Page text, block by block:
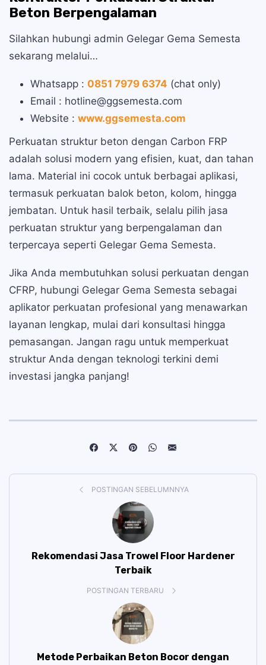
Beton Berpengalaman
Silahkan hubungi admin Gelegar Gema Semesta
sekarang melalui…
Whatsapp :0851 7979 6374 (chat only)
Email : hotline@ggsemesta.com
Website :www.ggsemesta.com
Perkuatan struktur beton dengan Carbon FRP
adalah solusi modern yang efisien, kuat, dan tahan
lama. Material ini cocok untuk berbagai aplikasi,
termasuk perkuatan balok beton, kolom, hingga
jembatan. Untuk hasil terbaik, selalu pilih jasa
perkuatan struktur yang berpengalaman dan
terpercaya seperti Gelegar Gema Semesta.
Jika Anda membutuhkan solusi perkuatan dengan
CFRP, hubungi Gelegar Gema Semesta sebagai
aplikator perkuatan profesional yang menawarkan
layanan lengkap, mulai dari konsultasi hingga
pemasangan. Jangan ragu untuk memperkuat
struktur Anda dengan teknologi terkini demi
investasi jangka panjang!
POSTINGAN SEBELUMNNYA
Rekomendasi Jasa Trowel Floor Hardener
Terbaik
POSTINGAN TERBARU
Metode Perbaikan Beton Bocor dengan